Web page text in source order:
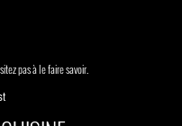
pas à le faire savoir.